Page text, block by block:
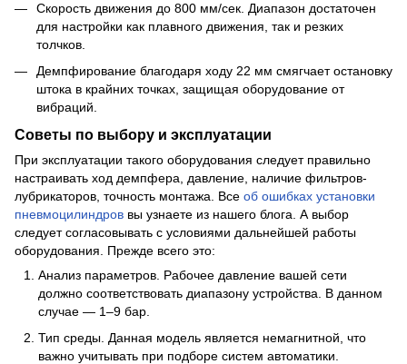
Скорость движения до 800 мм/сек. Диапазон достаточен
для настройки как плавного движения, так и резких
толчков.
Демпфирование благодаря ходу 22 мм смягчает остановку
штока в крайних точках, защищая оборудование от
вибраций.
Советы по выбору и эксплуатации
При эксплуатации такого оборудования следует правильно
настраивать ход демпфера, давление, наличие фильтров-
лубрикаторов, точность монтажа. Все об ошибках установки
пневмоцилиндров вы узнаете из нашего блога. А выбор
следует согласовывать с условиями дальнейшей работы
оборудования. Прежде всего это:
Анализ параметров. Рабочее давление вашей сети
должно соответствовать диапазону устройства. В данном
случае — 1–9 бар.
Тип среды. Данная модель является немагнитной, что
важно учитывать при подборе систем автоматики.